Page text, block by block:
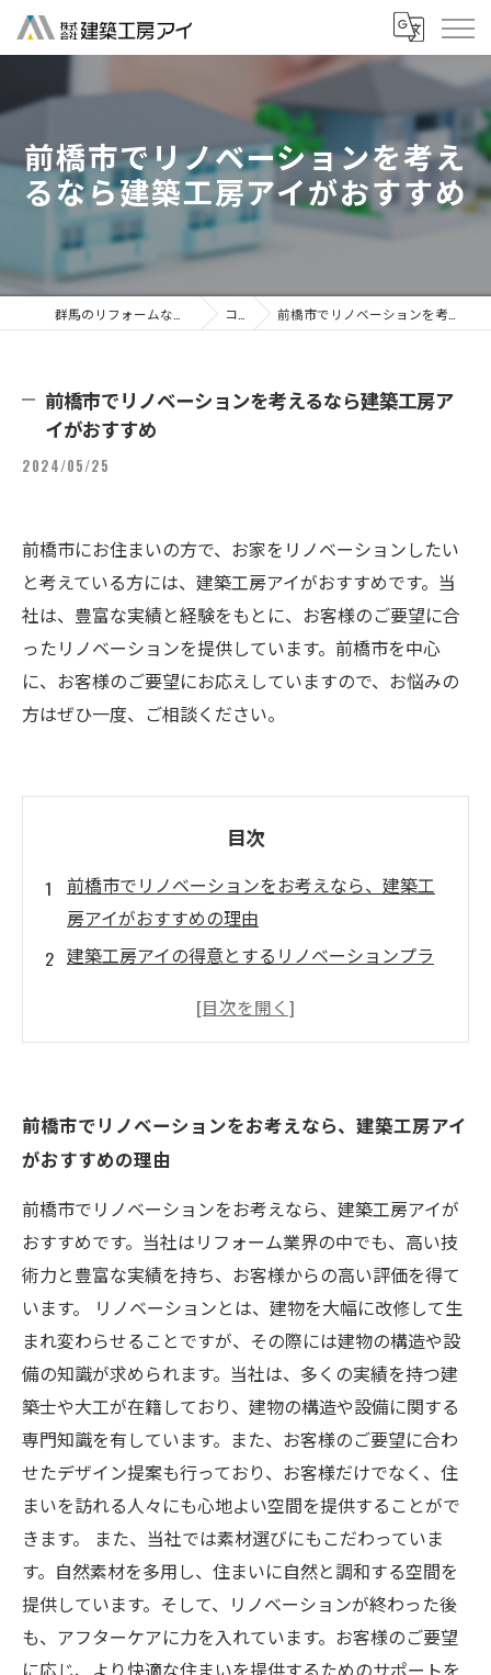
前橋市でリノベーションを考え
るなら建築工房アイがおすすめ
コラム 前橋市でリノベーションを考えるなら建築工房アイがおすすめ
前橋市でリノベーションを考えるなら建築工房ア
イがおすすめ
2024/05/25
前橋市にお住まいの方で、お家をリノベーションしたい
と考えている方には、建築工房アイがおすすめです。当
社は、豊富な実績と経験をもとに、お客様のご要望に合
ったリノベーションを提供しています。前橋市を中心
に、お客様のご要望にお応えしていますので、お悩みの
方はぜひ一度、ご相談ください。
目次
前橋市でリノベーションをお考えなら、建築工
房アイがおすすめの理由
建築工房アイの得意とするリノベーションプラ
前橋市で建築工房アイが手がけたリノベーショ
イへどうぞ
建築工房アイのリノベーションで、おしゃれで
快適な住まいを手に入れよう
前橋市でリノベーションをお考えなら、建築工房アイ
がおすすめの理由
前橋市でリノベーションをお考えなら、建築工房アイが
おすすめです。当社はリフォーム業界の中でも、高い技
術力と豊富な実績を持ち、お客様からの高い評価を得て
います。 リノベーションとは、建物を大幅に改修して生
まれ変わらせることですが、その際には建物の構造や設
備の知識が求められます。当社は、多くの実績を持つ建
築士や大工が在籍しており、建物の構造や設備に関する
専門知識を有しています。また、お客様のご要望に合わ
せたデザイン提案も行っており、お客様だけでなく、住
まいを訪れる人々にも心地よい空間を提供することがで
きます。 また、当社では素材選びにもこだわっていま
す。自然素材を多用し、住まいに自然と調和する空間を
提供しています。そして、リノベーションが終わった後
も、アフターケアに力を入れています。お客様のご要望
に応じ、より快適な住まいを提供するためのサポートを